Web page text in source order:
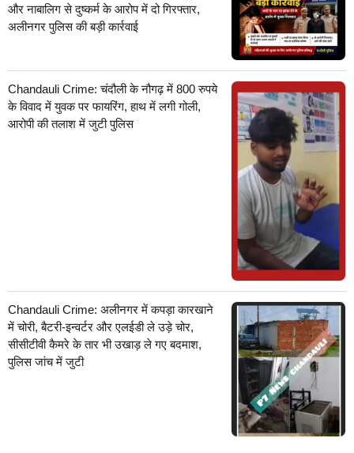
और नाबालिग से दुष्कर्म के आरोप में दो गिरफ्तार,
अलीनगर पुलिस की बड़ी कार्रवाई
Chandauli Crime: चंदौली के नौगढ़ में 800 रुपये
के विवाद में युवक पर फायरिंग, हाथ में लगी गोली,
आरोपी की तलाश में जुटी पुलिस
Chandauli Crime: अलीनगर में कपड़ा कारखाने
में चोरी, बैटरी-इन्वर्टर और एलईडी ले उड़े चोर,
सीसीटीवी कैमरे के तार भी उखाड़ ले गए बदमाश,
पुलिस जांच में जुटी